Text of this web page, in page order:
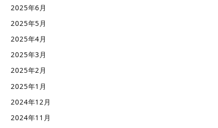
2025年6月
2025年5月
2025年4月
2025年3月
2025年2月
2025年1月
2024年12月
2024年11月